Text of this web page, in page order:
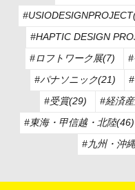
#HAPTIC DESIGN
#ロフトワーク展(7)
#パナソニック(21)
#受賞(29)
#経済
#東海・甲信越・北陸(46)
#九州・沖